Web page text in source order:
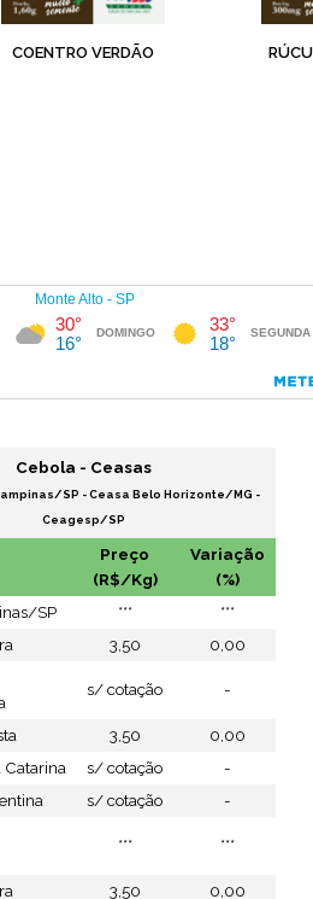
COENTRO VERDÃO
Cebola - Ceasas
SP - Ceasa Belo Horizonte/MG -
Ceagesp/SP
Preço
(R$/Kg)
Variação
(%)
SP
***
***
3,50
0,00
s/ cotação -
3,50
0,00
Catarina
s/ cotação
-
s/ cotação
-
*** ***
3,50
0,00